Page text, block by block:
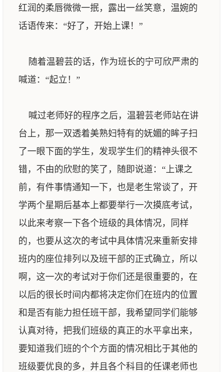
红润的柔唇微微一抿，露出一丝笑意，温婉的
话语传来：“好了，开始上课！”
随着温碧芸的话，作为班长的宁可欣严肃的
喊道：“起立！”
喊过老师好的程序之后，温碧芸老师站在讲
台上，那一双透着美熟妇特有的妩媚的眸子扫
了一眼下面的学生，发现学生们的精神头很不
错，不由的欣慰的笑了，随即说道：“上课之
前，有件事情通知一下，也是老生常谈了，开
学两个星期后基本上都要举行一次摸底考试，
以此来考察一下各个班级的具体情况，同样
的，也要从这次的考试中具体情况来重新安排
班内的座位排列以及班干部的正式确立，所以
啊，这一次的考试对于你们还是很重要的，在
以后的很长时间内都将决定你们在班内的位置
和是否有能力担任班干部，我希望同学们能够
认真对待，把我们班级的真正的水平拿出来，
要知道我们班的个个方面的情况相比于其他的
班级要优良的多，并且各个科目的任课老师也